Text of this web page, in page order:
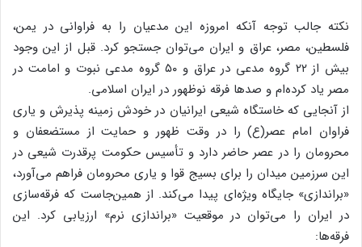
نکته جالب توجه آنکه امروزه این مدعیان را به فراوانی در یمن،
فلسطین، مصر، عراق و ایران می‌توان جستجو کرد. قبل از این وجود
بیش از ۲۲ گروه مدعی در عراق و ۵۰ گروه مدعی نبوت و امامت در
مصر یاد کرده‌ام و صدها فرقه نوظهور در ایران اسلامی.
از آنجایی که خاستگاه شیعی ایرانیان در خودش زمینه پذیرش و یاری
فراوان امام عصر(ع) را در وقت ظهور و حمایت از مستضعفان و
محرومان را در عصر حاضر دارد و تأسیس حکومت پرقدرت شیعی در
این سرزمین میدان را برای بسیج قوا و یاری محرومان فراهم می‌آورد،
«براندازی» جایگاه ویژه‌ای پیدا می‌کند. از همین‌جاست که فرقه‌سازی
در ایران را می‌توان در موقعیت «براندازی نرم» ارزیابی کرد. این
فرقه‌ها: